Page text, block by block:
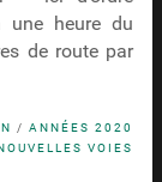
une heure du
de route par
/ANNÉES 2020
VOIES